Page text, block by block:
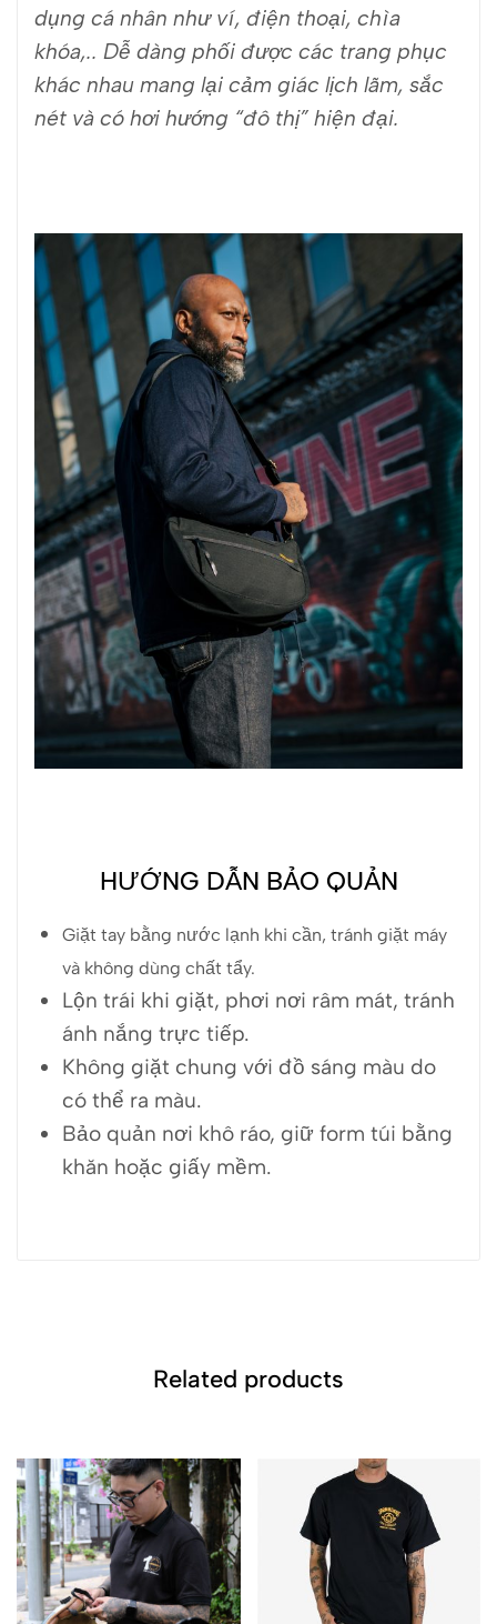
dụng cá nhân như ví, điện thoại, chìa
khóa,.. Dễ dàng phối được các trang phục
khác nhau mang lại cảm giác lịch lãm, sắc
nét và có hơi hướng “đô thị” hiện đại.
HƯỚNG DẪN BẢO QUẢN
Giặt tay bằng nước lạnh khi cần, tránh giặt máy
và không dùng chất tẩy.
Lộn trái khi giặt, phơi nơi râm mát, tránh
ánh nắng trực tiếp.
Không giặt chung với đồ sáng màu do
có thể ra màu.
Bảo quản nơi khô ráo, giữ form túi bằng
khăn hoặc giấy mềm.
Related products